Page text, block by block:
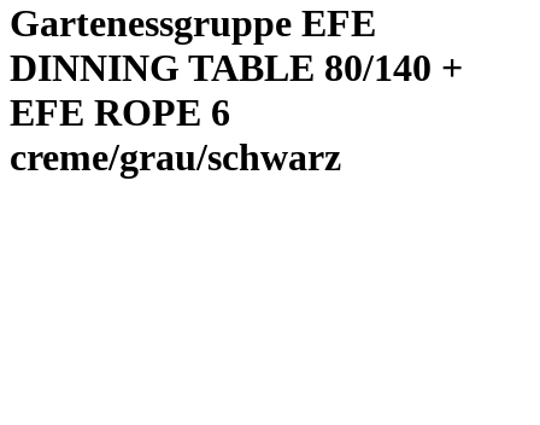
Gartenessgruppe EFE
DINNING TABLE 80/140 +
EFE ROPE 6
creme/grau/schwarz